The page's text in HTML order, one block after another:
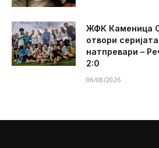
ЖФК Каменица
отвори
натпревари –
2:0
06/08/2026